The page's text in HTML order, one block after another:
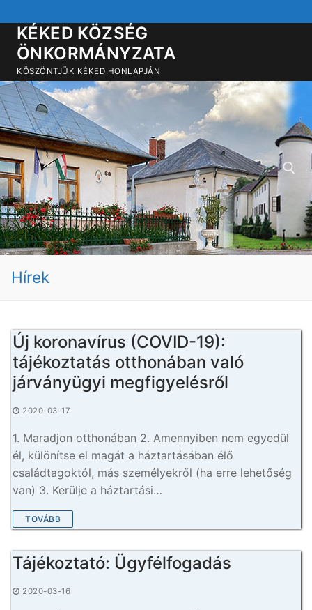
a
tartalomra
KÉKED KÖZSÉG
ÖNKORMÁNYZATA
KÖSZÖNTJÜK KÉKED HONLAPJÁN
Keresése:
Hírek
Új koronavírus (COVID-19):
tájékoztatás otthonában való
járványügyi megfigyelésről
2020-03-17
1. Maradjon otthonában 2. Amennyiben nem egyedül
él, különítse el magát a háztartásában élő
családtagoktól, más személyekről (ha erre lehetőség
van) 3. Kerülje a háztartási…
TOVÁBB
Tájékoztató: Ügyfélfogadás
2020-03-16